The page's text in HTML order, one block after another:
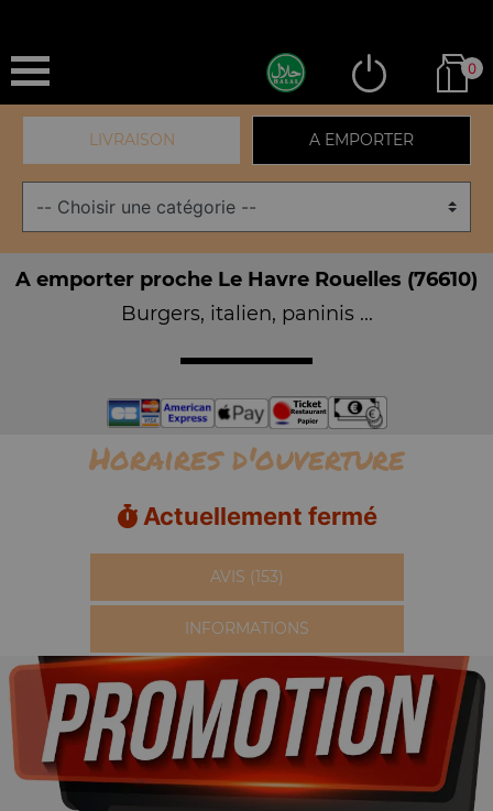
0
LIVRAISON A EMPORTER
A emporter proche Le Havre Rouelles (76610)
Burgers, italien, paninis ...
Horaires d'ouverture
Actuellement fermé
AVIS (153)
INFORMATIONS